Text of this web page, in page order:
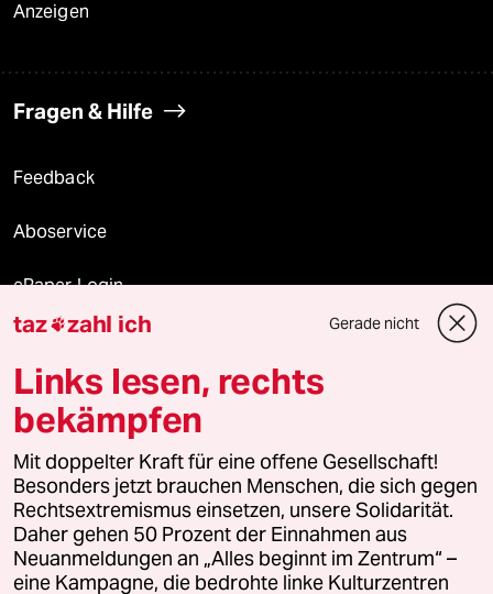
Anzeigen
Fragen & Hilfe
Feedback
Aboservice
ePaper Login
Downloads für Abonnierende
© 2026 taz Verlags und Vertriebs GmbH
Alle Rechte vorbehalten. Bei rechtlichen Fragen oder für Genehmigungen
wenden Sie sich bitte an
lizenzen@taz.de
Feedback Redaktionsstatut Kommune-Richtlinien
taz zahl ich Gerade nicht
Links lesen, rechts
bekämpfen
Mit doppelter Kraft für eine offene Gesellschaft!
Besonders jetzt brauchen Menschen, die sich gegen
Rechtsextremismus einsetzen, unsere Solidarität.
Daher gehen 50 Prozent der Einnahmen aus
Neuanmeldungen an „Alles beginnt im Zentrum“ –
eine Kampagne, die bedrohte linke Kulturzentren